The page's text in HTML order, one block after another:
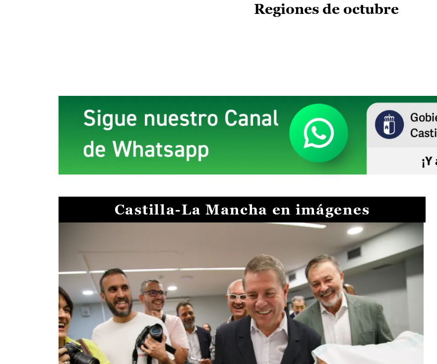
Regiones de octubre
Castilla-La Mancha en imágenes